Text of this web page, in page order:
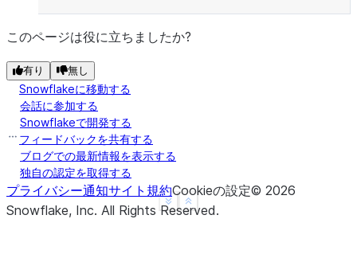
Show less
See more
このページは役に立ちましたか?
有り 無し
Snowflakeに移動する
会話に参加する
Snowflakeで開発する
フィードバックを共有する
ブログでの最新情報を表示する
独自の認定を取得する
プライバシー通知サイト規約Cookieの設定© 2026
Snowflake, Inc. All Rights Reserved.